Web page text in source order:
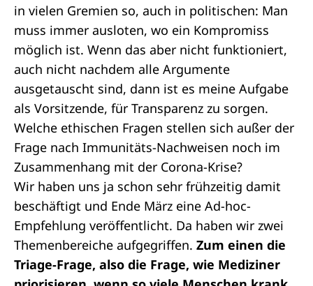
in vielen Gremien so, auch in politischen: Man
muss immer ausloten, wo ein Kompromiss
möglich ist. Wenn das aber nicht funktioniert,
auch nicht nachdem alle Argumente
ausgetauscht sind, dann ist es meine Aufgabe
als Vorsitzende, für Transparenz zu sorgen.
Welche ethischen Fragen stellen sich außer der
Frage nach Immunitäts-Nachweisen noch im
Zusammenhang mit der Corona-Krise?
Wir haben uns ja schon sehr frühzeitig damit
beschäftigt und Ende März eine Ad-hoc-
Empfehlung veröffentlicht. Da haben wir zwei
Themenbereiche aufgegriffen. Zum einen die
Triage-Frage, also die Frage, wie Mediziner